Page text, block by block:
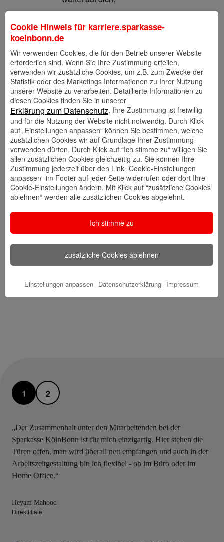
Weiterentwicklung
in höhere Beratungssegmente oder zur
Führungskraft.
Weiterbildungen
Interne Seminare sowie die Qualifizierung
zur Fach- und Betriebswirtin bzw. zum
Fach- und Betriebswirt.
Aufgabenfelder außerhalb des Vertriebs
Etwa in zentralen Bereichen, der
Kreditanalyse, Marktfolge oder mehr.
1 2
„Der Zusammenhalt unter den Mitarbeitenden bei der
Sparkasse KölnBonn ist für mich einzigartig. Hier stehen die
Türen offen, man wird überall nett empfangen und auch in der
Arbeitszeitgestaltung bin ich flexibel - ob im Büro oder im
Home Office.“
Heyam Mahood
Direktfiliale
Cookie Hinweis für karriere.sparkasse-
koelnbonn.de
Wir verwenden Cookies, die für den Betrieb unserer Website
erforderlich sind. Wenn Sie Ihre Zustimmung erteilen,
verwenden wir zusätzliche Cookies, um z.B. zum Zwecke der
Statistik oder des Marketings Informationen zu Ihrer Nutzung
unserer Website zu verarbeiten. Detaillierte Informationen zu
diesen Cookies finden Sie in unserer
Erklärung zum Datenschutz. Ihre Zustimmung ist freiwillig
und für die Nutzung der Website nicht notwendig. Durch Klick
auf „Einstellungen anpassen“ können Sie bestimmen, welche
zusätzlichen Cookies wir auf Grundlage Ihrer Zustimmung
verwenden dürfen. Durch Klick auf “Ich stimme zu“ willigen Sie
allen zusätzlichen Cookies gleichzeitig zu. Sie können Ihre
Zustimmung jederzeit über den Link „Cookie-Einstellungen
anpassen“ im Footer auf jeder Seite widerrufen oder dort Ihre
Cookie-Einstellungen ändern. Mit Klick auf “zusätzliche Cookies
ablehnen“ werden alle zusätzlichen Cookies abgelehnt.
Ich stimme zu
zusätzliche Cookies ablehnen
Einstellungen anpassen Datenschutzerklärung Impressum